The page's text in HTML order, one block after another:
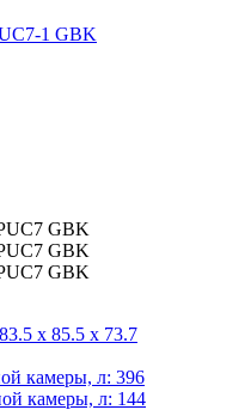
1 GBK
х 85.5 х 73.7
камеры, л: 396
камеры, л: 144